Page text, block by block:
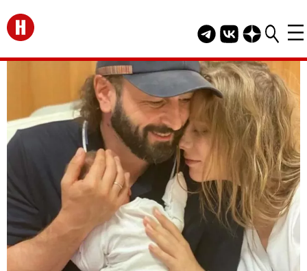
Перейти на главную
Telegram канал
Группа HELLO
Канал